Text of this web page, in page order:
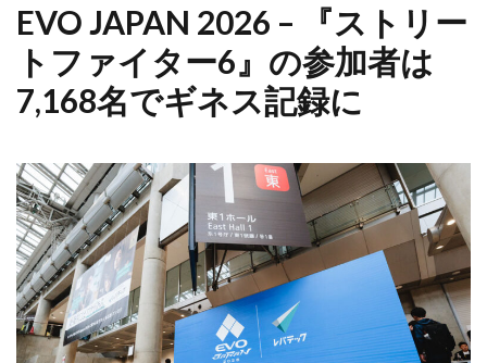
EVO JAPAN 2026 – 『ストリー
トファイター6』の参加者は
7,168名でギネス記録に